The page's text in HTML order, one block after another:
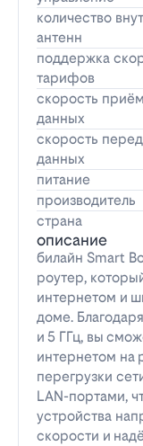
количество
антенн
поддержка
тарифов
скорость
данных
скорость
данных
питание
производитель
страна
описание
билайн Smart
роутер,
интернетом и
доме.
и 5 ГГц, вы
интернетом на
перегрузки
LAN-портами,
устройства
скорости и